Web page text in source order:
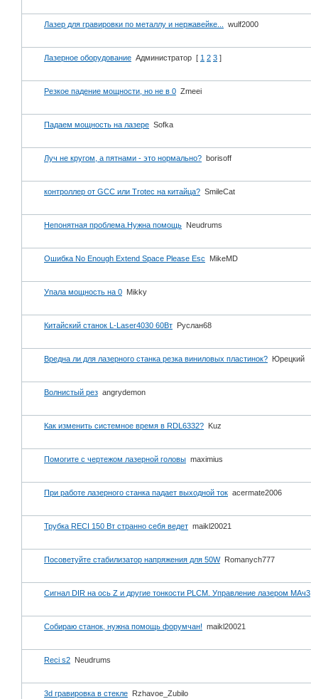
Лазер для гравировки по металлу и нержавейке... wulf2000
Лазерное оборудование Администратор [ 1 2 3 ]
Резкое падение мощности, но не в 0 Zmeei
Падаем мощность на лазере Sofka
Луч не кругом, а пятнами - это нормально? borisoff
контроллер от GCC или Trotec на китайца? SmileCat
Непонятная проблема.Нужна помощь Neudrums
Ошибка No Enough Extend Space Please Esc MikeMD
Упала мощность на 0 Mikky
Китайский станок L-Laser4030 60Вт Руслан68
Вредна ли для лазерного станка резка виниловых пластинок? Юрецкий
Волнистый рез angrydemon
Как изменить системное время в RDL6332? Kuz
Помогите с чертежом лазерной головы maximius
При работе лазерного станка падает выходной ток acermate2006
Трубка RECI 150 Вт странно себя ведет maikl20021
Посоветуйте стабилизатор напряжения для 50W Romanych777
Сигнал DIR на ось Z и другие тонкости PLCM. Управление лазером МАч3
Собираю станок, нужна помощь форумчан! maikl20021
Reci s2 Neudrums
3d гравировка в стекле Rzhavoe_Zubilo